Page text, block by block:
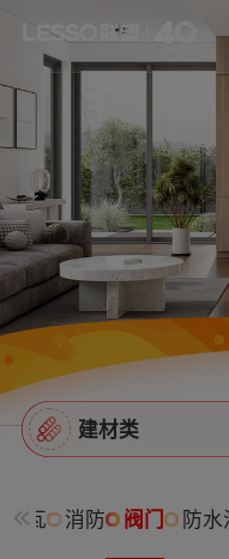
建材类
脂瓦 消防 阀门 防